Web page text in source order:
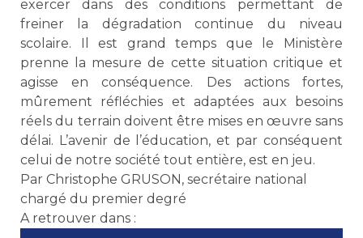
exercer dans des conditions permettant de
freiner la dégradation continue du niveau
scolaire. Il est grand temps que le Ministère
prenne la mesure de cette situation critique et
agisse en conséquence. Des actions fortes,
mûrement réfléchies et adaptées aux besoins
réels du terrain doivent être mises en œuvre sans
délai. L’avenir de l’éducation, et par conséquent
celui de notre société tout entière, est en jeu.
Par Christophe GRUSON, secrétaire national
chargé du premier degré
A retrouver dans :